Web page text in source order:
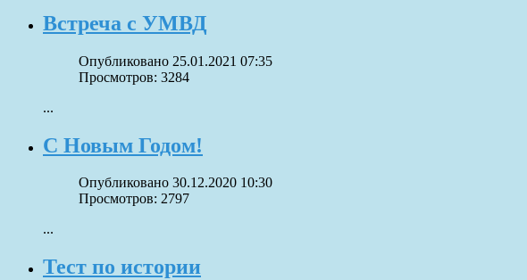
Встреча с УМВД
Опубликовано 25.01.2021 07:35
Просмотров: 3284
...
С Новым Годом!
Опубликовано 30.12.2020 10:30
Просмотров: 2797
...
Тест по истории